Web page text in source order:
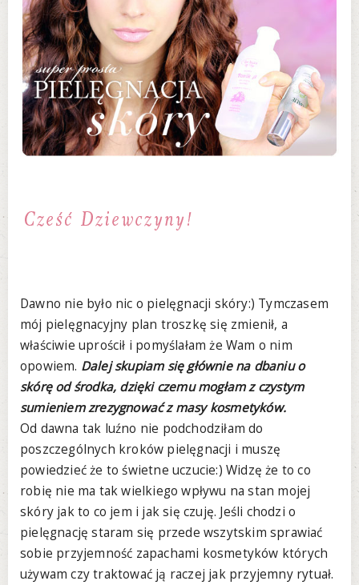
Dawno nie było nic o pielęgnacji skóry:) Tymczasem
mój pielęgnacyjny plan troszkę się zmienił, a
właściwie uprościł i pomyślałam że Wam o nim
opowiem. Dalej skupiam się głównie na dbaniu o
skórę od środka, dzięki czemu mogłam z czystym
sumieniem zrezygnować z masy kosmetyków.
Od dawna tak luźno nie podchodziłam do
poszczególnych kroków pielęgnacji i muszę
powiedzieć że to świetne uczucie:) Widzę że to co
robię nie ma tak wielkiego wpływu na stan mojej
skóry jak to co jem i jak się czuję. Jeśli chodzi o
pielęgnację staram się przede wszytskim sprawiać
sobie przyjemność zapachami kosmetyków których
używam czy traktować ją raczej jak przyjemny rytuał.